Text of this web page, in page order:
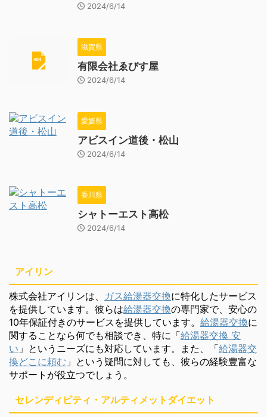
2024/6/14
滋賀県
有限会社ゑびす屋
2024/6/14
愛媛県
アビスイン道後・松山
2024/6/14
香川県
シャトーエスト高松
2024/6/14
アイリン
株式会社アイリンは、 ガス給湯器交換に特化したサービス
を提供しています。彼らは給湯器交換の専門家で、安心の
10年保証付きのサービスを提供しています。 給湯器交換に
関することなら何でも相談でき、特に「給湯器交換 安
い 」というニーズにも対応しています。また、「給湯器交
換どこに頼む 」という疑問に対しても、彼らの経験豊富な
サポートが役立つでしょう。
セレンディピティ・アルティメットダイエット